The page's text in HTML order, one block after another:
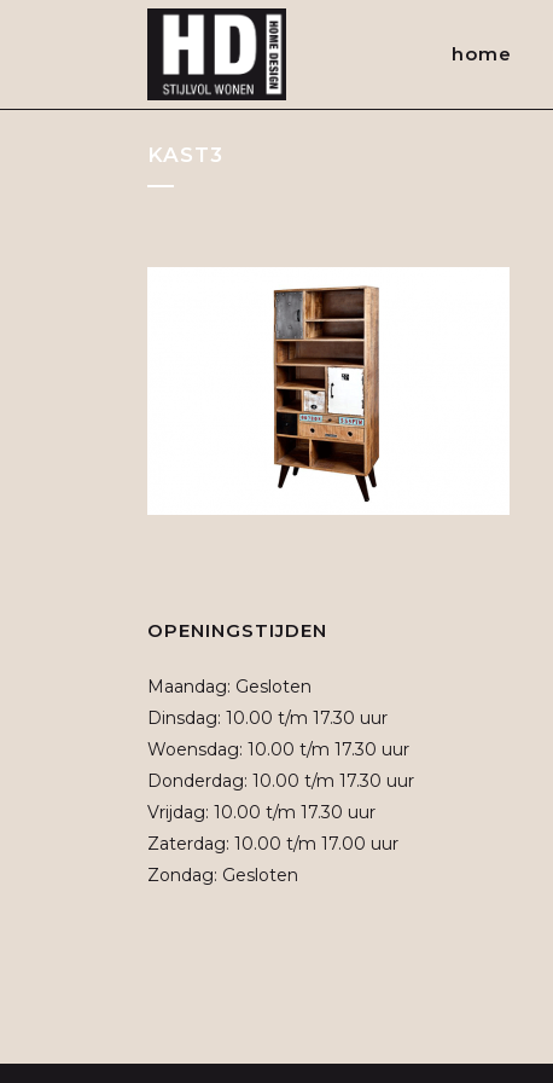
home
KAST3
OPENINGSTIJDEN
Maandag: Gesloten
Dinsdag: 10.00 t/m 17.30 uur
Woensdag: 10.00 t/m 17.30 uur
Donderdag: 10.00 t/m 17.30 uur
Vrijdag: 10.00 t/m 17.30 uur
Zaterdag: 10.00 t/m 17.00 uur
Zondag: Gesloten